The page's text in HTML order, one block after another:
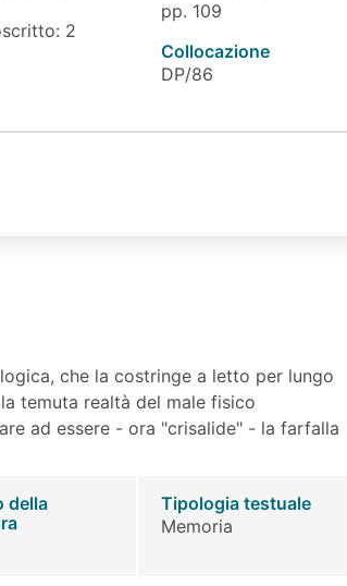
2
pp. 109
Collocazione
DP/86
che la costringe a letto per lungo
temuta realtà del male fisico
ad essere - ora "crisalide" - la farfalla
della
Tipologia testuale
Memoria